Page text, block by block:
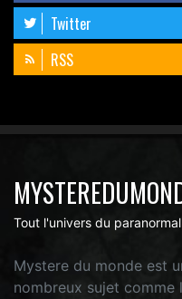
Twitter
RSS
Tout l'univers du paranormal
Mystere du monde est
nombreux sujet comme